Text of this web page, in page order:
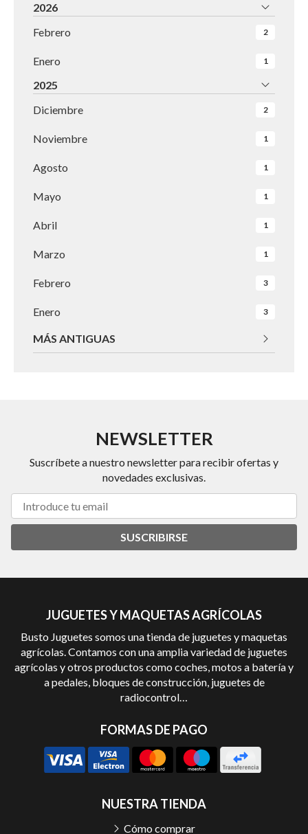
2026
Febrero
2
Enero 1
2025
Diciembre
2
Noviembre 1
Agosto 1
Mayo 1
Abril 1
Marzo 1
Febrero 3
Enero 3
MÁS ANTIGUAS
NEWSLETTER
Suscríbete a nuestro newsletter para recibir ofertas y
novedades exclusivas.
SUSCRIBIRSE
JUGUETES Y MAQUETAS AGRÍCOLAS
Busto Juguetes somos una tienda de juguetes y maquetas
agrícolas. Contamos con una amplia variedad de juguetes
agrícolas y otros productos como coches, motos a batería y
a pedales, bloques de construcción, juguetes de
radiocontrol…
FORMAS DE PAGO
NUESTRA TIENDA
Cómo comprar